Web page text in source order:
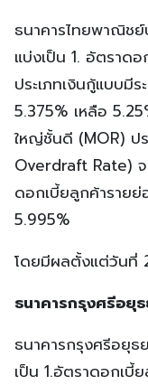
ธนาคารไทยพาณิช
แบ่งเป็น 1. อัตราด
ประเภทเงินกู้แบบมี
5.375% เหลือ
ใหญ่ชั้นดี (MOR) ป
Overdraft Rate)
ดอกเบี้ยลูกค้าราย
5.995%
โดยมีผลตั้งแต่วันที่
ธนาคารกรุงศรีอยุ
ธนาคารกรุงศรีอยุ
เป็น 1.อัตราดอกเบี้